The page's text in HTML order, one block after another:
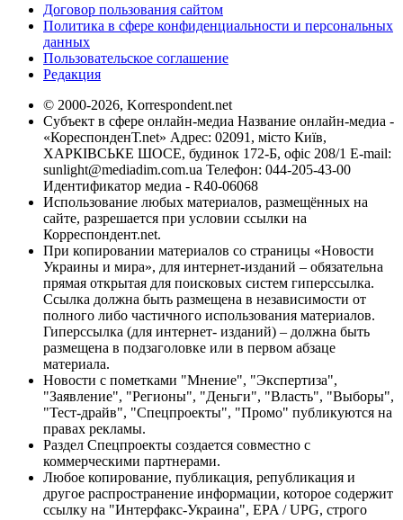
Договор пользования сайтом
Политика в сфере конфиденциальности и персональных
данных
Пользовательское соглашение
Редакция
© 2000-2026, Korrespondent.net
Субъект в сфере онлайн-медиа Название онлайн-медиа -
«КореспонденТ.net» Адрес: 02091, місто Київ,
ХАРКІВСЬКЕ ШОСЕ, будинок 172-Б, офіс 208/1 E-mail:
sunlight@mediadim.com.ua Телефон: 044-205-43-00
Идентификатор медиа - R40-06068
Использование любых материалов, размещённых на
сайте, разрешается при условии ссылки на
Корреспондент.net.
При копировании материалов со страницы «Новости
Украины и мира», для интернет-изданий – обязательна
прямая открытая для поисковых систем гиперссылка.
Ссылка должна быть размещена в независимости от
полного либо частичного использования материалов.
Гиперссылка (для интернет- изданий) – должна быть
размещена в подзаголовке или в первом абзаце
материала.
Новости с пометками "Мнение", "Экспертиза",
"Заявление", "Регионы", "Деньги", "Власть", "Выборы",
"Тест-драйв", "Спецпроекты", "Промо" публикуются на
правах рекламы.
Раздел Спецпроекты создается совместно с
коммерческими партнерами.
Любое копирование, публикация, републикация и
другое распространение информации, которое содержит
ссылку на "Интерфакс-Украина", EPA / UPG, строго